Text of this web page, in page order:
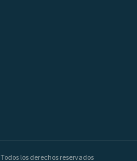
los derechos reservados